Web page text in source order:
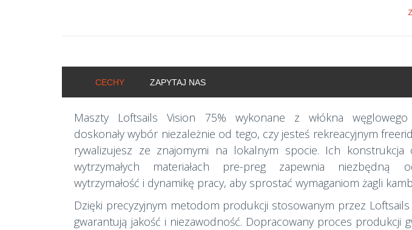
CECHY ZAPYTAJ NAS
Maszty Loftsails Vision 75% wykonane z włókna węglowego
doskonały wybór niezależnie od tego, czy jesteś rekreacyjnym
rywalizujesz ze znajomymi na lokalnym spocie. Ich konstrukcja
wytrzymałych materiałach pre-preg zapewnia niezbędną
wytrzymałość i dynamikę pracy, aby sprostać wymaganiom żagli
Dzięki precyzyjnym metodom produkcji stosowanym przez
gwarantują jakość i niezawodność. Dopracowany proces produkcji